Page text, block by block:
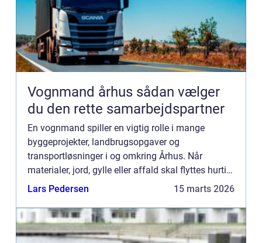
Vognmand århus sådan vælger
du den rette samarbejdspartner
En vognmand spiller en vigtig rolle i mange
byggeprojekter, landbrugsopgaver og
transportløsninger i og omkring Århus. Når
materialer, jord, gylle eller affald skal flyttes hurtigt
og sikkert, er en pålidelig vognmand ofte
Lars Pedersen 15 marts 2026